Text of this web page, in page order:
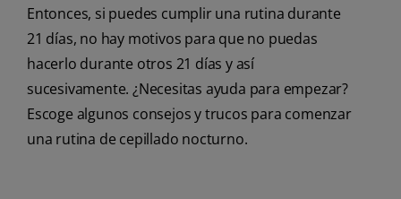
Entonces, si puedes cumplir una rutina durante
21 días, no hay motivos para que no puedas
hacerlo durante otros 21 días y así
sucesivamente. ¿Necesitas ayuda para empezar?
Escoge algunos consejos y trucos para comenzar
una rutina de cepillado nocturno.